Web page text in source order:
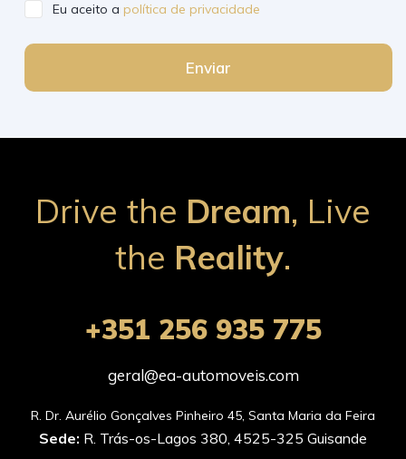
Eu aceito a política de privacidade
Enviar
Drive the Dream, Live
the Reality.
+351 256 935 775
geral@ea-automoveis.com
Sede: R. Trás-os-Lagos 380, 4525-325 Guisande